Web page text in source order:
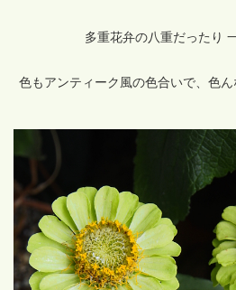
多重花弁の八重だったり
色もアンティーク風の色合いで、色ん